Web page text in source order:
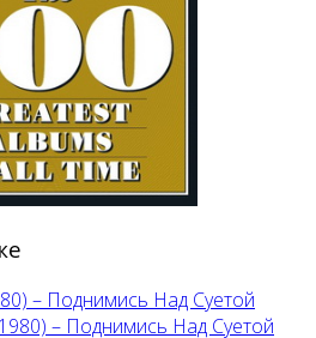
– Поднимись Над Суетой